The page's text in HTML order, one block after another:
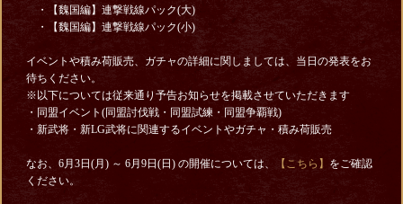
・【魏国編】連撃戦線パック(大)
・【魏国編】連撃戦線パック(小)
イベントや積み荷販売、ガチャの詳細に関しましては、当日の発表をお
待ちください。
※以下については従来通り予告お知らせを掲載させていただきます
・同盟イベント(同盟討伐戦・同盟試練・同盟争覇戦)
・新武将・新LG武将に関連するイベントやガチャ・積み荷販売
なお、6月3日(月) ～ 6月9日(日) の開催については、 【こちら】 をご確認
ください。